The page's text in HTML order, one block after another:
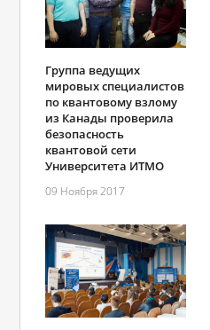
Группа ведущих
мировых специалистов
по квантовому взлому
из Канады проверила
безопасность
квантовой сети
Университета ИТМО
09 Ноября 2017